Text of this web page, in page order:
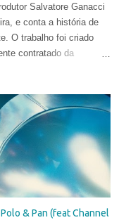
Salvatore Ganacci
e conta a história de
O trabalho foi criado
contratado da
& Pan (feat Channel